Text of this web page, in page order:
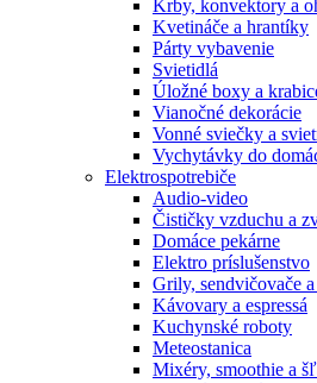
Krby, konvektory a
Kvetináče a hrantíky
Párty vybavenie
Svietidlá
Úložné boxy a
Vianočné dekorácie
Vonné sviečky a
Vychytávky do
Elektrospotrebiče
Audio-video
Čističky vzduchu a
Domáce pekárne
Elektro príslušenstvo
Grily, sendvičovače
Kávovary a espressá
Kuchynské roboty
Meteostanica
Mixéry, smoothie a